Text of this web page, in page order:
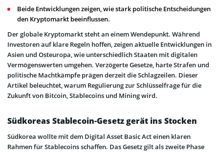
Beide Entwicklungen zeigen, wie stark politische Entscheidungen
den Kryptomarkt beeinflussen.
Der globale Kryptomarkt steht an einem Wendepunkt. Während
Investoren auf klare Regeln hoffen, zeigen aktuelle Entwicklungen in
Asien und Osteuropa, wie unterschiedlich Staaten mit digitalen
Vermögenswerten umgehen. Verzögerte Gesetze, harte Strafen und
politische Machtkämpfe prägen derzeit die Schlagzeilen. Dieser
Artikel beleuchtet, warum Regulierung zur Schlüsselfrage für die
Zukunft von Bitcoin, Stablecoins und Mining wird.
Südkoreas Stablecoin-Gesetz gerät ins Stocken
Südkorea wollte mit dem Digital Asset Basic Act einen klaren
Rahmen für Stablecoins schaffen. Das Gesetz gilt als zweite Phase